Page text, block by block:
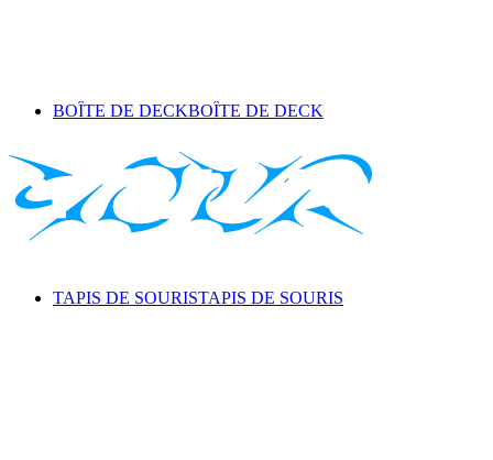
BOÎTE DE DECKBOÎTE DE DECK
TAPIS DE SOURISTAPIS DE SOURIS